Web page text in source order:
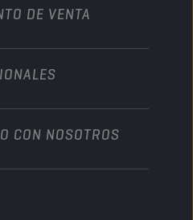
DE VENTA
CON NOSOTROS